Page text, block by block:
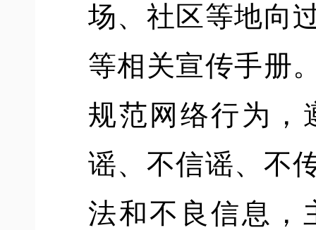
场、社区等地向
等相关宣传手册
规范网络行为，
谣、不信谣、不
法和不良信息，